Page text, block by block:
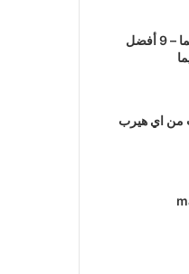
كريم افينو للاكزيما – 9 أفضل
من اي هيرب